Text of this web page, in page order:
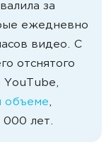
за
ежедневно
видео. С
отснятого
YouTube,
объеме,
000 лет.